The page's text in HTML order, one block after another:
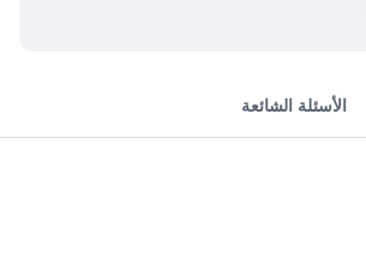
الأسئلة الشائعة